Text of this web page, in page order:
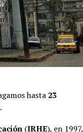
hasta 23
.
(IRHE), en 1997,